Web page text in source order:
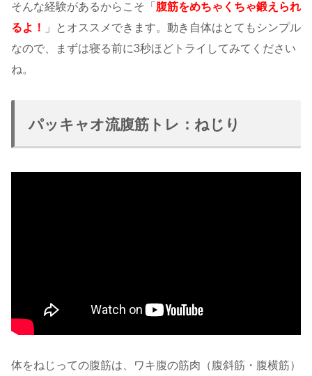
そんな経験があるからこそ「 腹筋をめちゃくちゃ鍛えられ
るよ！
」とオススメできます。動き自体はとてもシンプル
なので、まずは寝る前に3秒ほどトライしてみてください
ね。
パッキャオ流腹筋トレ：ねじり
体をねじっての腹筋は、ワキ腹の筋肉（腹斜筋・腹横筋）